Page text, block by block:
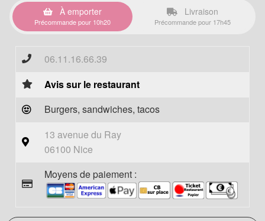
À emporter
Précommande pour 10h20
Livraison
Précommande pour 17h45
06.11.16.66.39
Avis sur le restaurant
Burgers, sandwiches, tacos
13 avenue du Ray
06100 Nice
Moyens de paiement :